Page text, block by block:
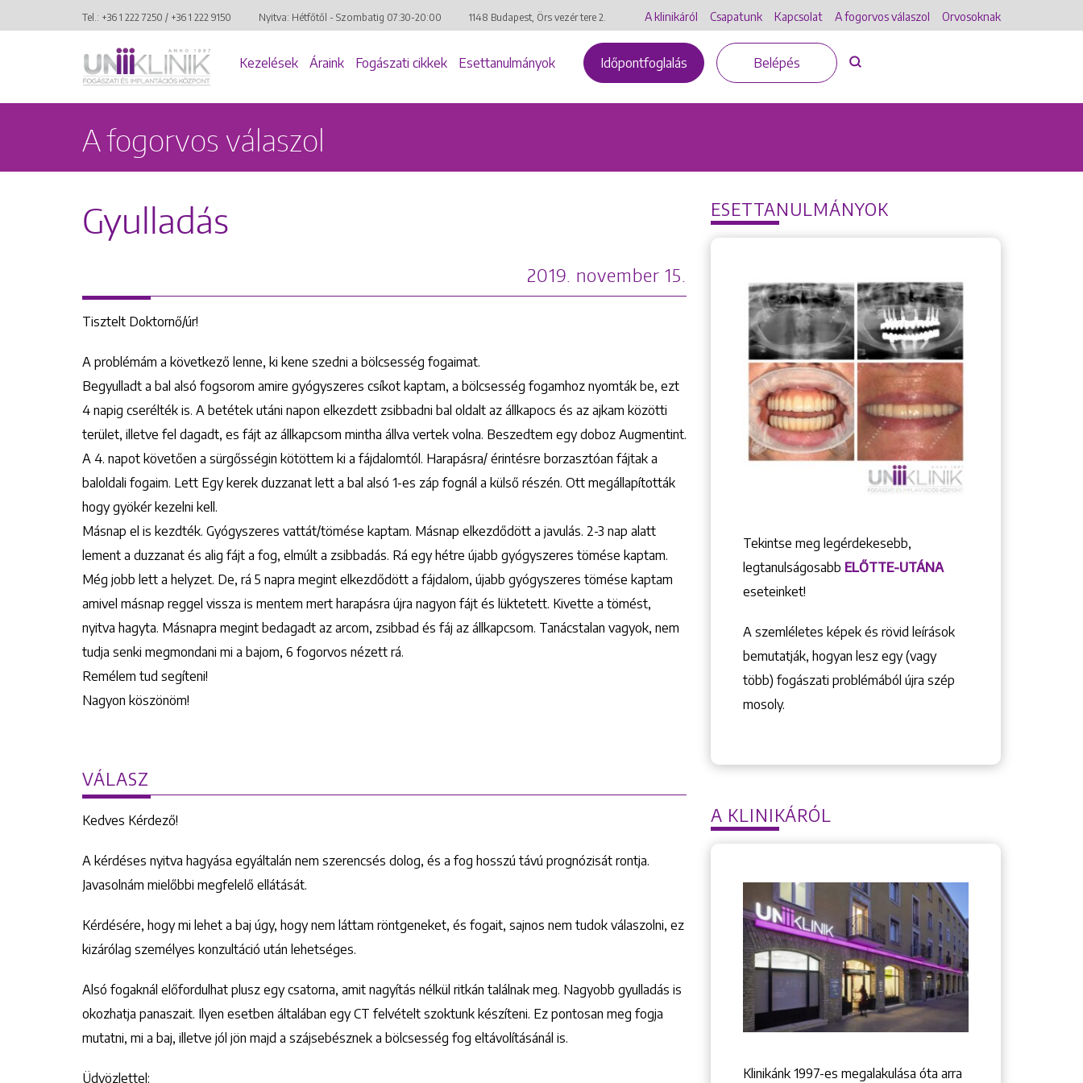
Tel.: +36 1 222 7250 / +36 1 222 9150 Nyitva: Hétfőtől - Szombatig 07:30-20:00 1148 Budapest, Örs vezér tere 2. A klinikáról Csapatunk Kapcsolat A fogorvos válaszol Orvosoknak
Kezelések Áraink Fogászati cikkek Esettanulmányok Időpontfoglalás Belépés
A fogorvos válaszol
Gyulladás
2019. november 15.
Tisztelt Doktornő/úr!
A problémám a következő lenne, ki kene szedni a bölcsesség fogaimat.
Begyulladt a bal alsó fogsorom amire gyógyszeres csíkot kaptam, a bölcsesség fogamhoz nyomták be, ezt
4 napig cserélték is. A betétek utáni napon elkezdett zsibbadni bal oldalt az állkapocs és az ajkam közötti
terület, illetve fel dagadt, es fájt az állkapcsom mintha állva vertek volna. Beszedtem egy doboz Augmentint.
A 4. napot követően a sürgősségin kötöttem ki a fájdalomtól. Harapásra/ érintésre borzasztóan fájtak a
baloldali fogaim. Lett Egy kerek duzzanat lett a bal alsó 1-es záp fognál a külső részén. Ott megállapították
hogy gyökér kezelni kell.
Másnap el is kezdték. Gyógyszeres vattát/tömése kaptam. Másnap elkezdődött a javulás. 2-3 nap alatt
lement a duzzanat és alig fájt a fog, elmúlt a zsibbadás. Rá egy hétre újabb gyógyszeres tömése kaptam.
Még jobb lett a helyzet. De, rá 5 napra megint elkezdődött a fájdalom, újabb gyógyszeres tömése kaptam
amivel másnap reggel vissza is mentem mert harapásra újra nagyon fájt és lüktetett. Kivette a tömést,
nyitva hagyta. Másnapra megint bedagadt az arcom, zsibbad és fáj az állkapcsom. Tanácstalan vagyok, nem
tudja senki megmondani mi a bajom, 6 fogorvos nézett rá.
Remélem tud segíteni!
Nagyon köszönöm!
VÁLASZ
Kedves Kérdező!
A kérdéses nyitva hagyása egyáltalán nem szerencsés dolog, és a fog hosszú távú prognózisát rontja.
Javasolnám mielőbbi megfelelő ellátását.
Kérdésére, hogy mi lehet a baj úgy, hogy nem láttam röntgeneket, és fogait, sajnos nem tudok válaszolni, ez
kizárólag személyes konzultáció után lehetséges.
Alsó fogaknál előfordulhat plusz egy csatorna, amit nagyítás nélkül ritkán találnak meg. Nagyobb gyulladás is
okozhatja panaszait. Ilyen esetben általában egy CT felvételt szoktunk készíteni. Ez pontosan meg fogja
mutatni, mi a baj, illetve jól jön majd a szájsebésznek a bölcsesség fog eltávolításánál is.
Üdvözlettel:
ESETTANULMÁNYOK
Tekintse meg legérdekesebb,
legtanulságosabb ELŐTTE-UTÁNA
eseteinket!
A szemléletes képek és rövid leírások
bemutatják, hogyan lesz egy (vagy
több) fogászati problémából újra szép
mosoly.
A KLINIKÁRÓL
Klinikánk 1997-­es megalakulása óta arra